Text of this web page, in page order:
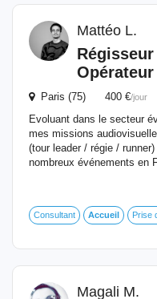
Mattéo L.
Paris (75) 400 €/jour
Evoluant dans le secteur
mes missions
(tour leader / régie /
nombreux événements en
Consultant Accueil Prise
Magali M.